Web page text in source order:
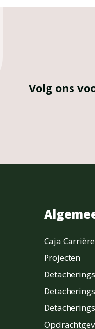
Volg ons
Caja
Projecten